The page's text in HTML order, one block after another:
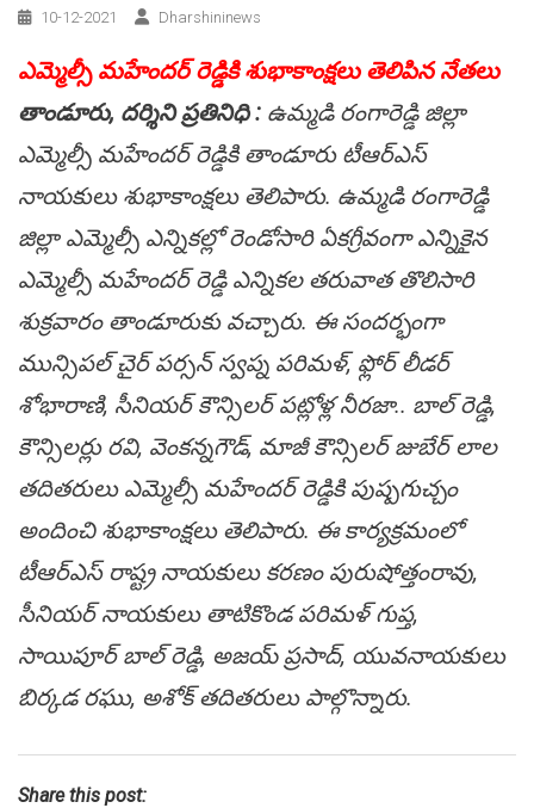
10-12-2021 Dharshininews
ఎమ్మెల్సీ మహేందర్ రెడ్డికి శుభాకాంక్షలు తెలిపిన నేతలు
తాండూరు, ద‌ర్శిని ప్ర‌తినిధి : ఉమ్మడి రంగారెడ్డి జిల్లా
ఎమ్మెల్సీ మహేందర్ రెడ్డికి తాండూరు టీఆర్ఎస్
నాయకులు శుభాకాంక్షలు తెలిపారు. ఉమ్మడి రంగారెడ్డి
జిల్లా ఎమ్మెల్సీ ఎన్నికల్లో రెండోసారి ఏకగ్రీవంగా ఎన్నికైన
ఎమ్మెల్సీ మహేందర్ రెడ్డి ఎన్నికల తరువాత తొలిసారి
శుక్రవారం తాండూరుకు వచ్చారు. ఈ సందర్భంగా
మున్సిపల్ చైర్ పర్సన్ స్వప్న పరిమళ్, ఫ్లోర్ లీడర్
శోభారాణి, సీనియర్ కౌన్సిలర్ పట్లోళ్ల నీరజా.. బాల్ రెడ్డి,
కౌన్సిలర్లు రవి, వెంకన్నగౌడ్, మాజీ కౌన్సిలర్ జుబేర్ లాల
తదితరులు ఎమ్మెల్సీ మహేందర్ రెడ్డికి పుష్పగుచ్చం
అందించి శుభాకాంక్షలు తెలిపారు. ఈ కార్యక్రమంలో
టీఆర్ఎస్ రాష్ట్ర నాయకులు కరణం పురుషోత్తంరావు,
సీనియర్ నాయకులు తాటికొండ పరిమళ్ గుప్త,
సాయిపూర్ బాల్ రెడ్డి, అజయ్ ప్రసాద్, యువనాయకులు
బిర్కడ రఘు, అశోక్ తదితరులు పాల్గొన్నారు.
Share this post: